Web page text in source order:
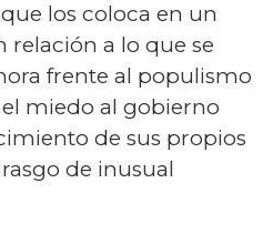
los coloca en un
relación a lo que se
frente al populismo
miedo al gobierno
de sus propios
de inusual